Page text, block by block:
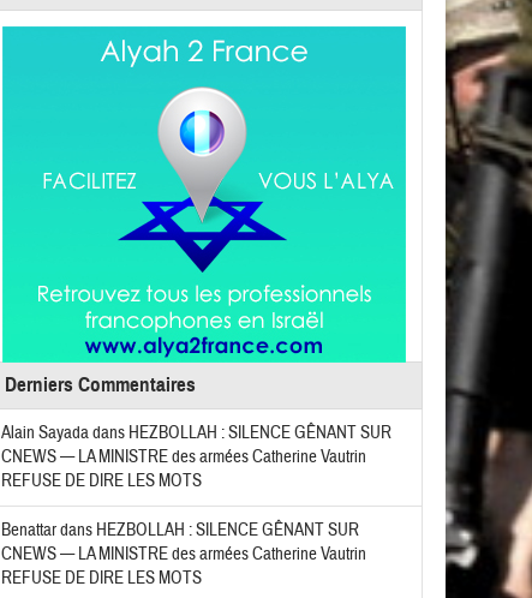
Derniers Commentaires
Alain Sayadadans HEZBOLLAH : SILENCE GÊNANT SUR
CNEWS — LA MINISTRE des armées Catherine Vautrin
REFUSE DE DIRE LES MOTS
Benattardans HEZBOLLAH : SILENCE GÊNANT SUR
CNEWS — LA MINISTRE des armées Catherine Vautrin
REFUSE DE DIRE LES MOTS